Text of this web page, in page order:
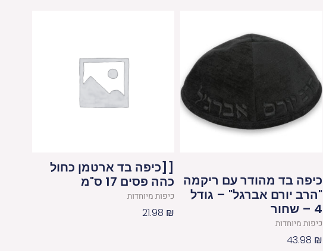
כיפה בד מהודר עם ריקמה
"הרב יורם אברגל" – גודל
4 – שחור
כיפות מיוחדות
43.98 ₪
[[כיפה בד ארטמן כחול
כהה פסים 17 ס"מ
כיפות מיוחדות
21.98 ₪